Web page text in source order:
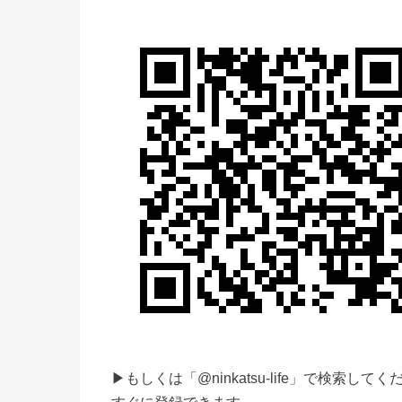
▶もしくは「@ninkatsu-life」で検索してく